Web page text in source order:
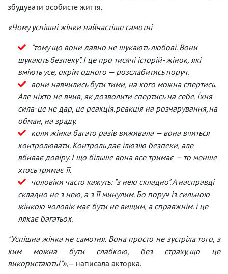
збудувати особисте життя.
«Чому успішні жінки найчастіше самотні
"тому що вони давно не шукають любові. Вони
шукають безпеку". І це про тисячі історій- жінок, які
вміють усе, окрім одного — розслабитись поруч.
вони навчились бути тими, на кого можна спертись.
Але ніхто не вчив, як дозволити спертись на себе. Їхня
сила-це не дар, це реакція.реакція на розчарування,на
обман, на зраду.
коли жінка багато разів виживала — вона вчиться
контролювати. Контроль дає ілюзію безпеки, але
вбиває довіру. І що більше вона все тримає — то менше
хтось тримає її.
чоловіки часто кажуть: "з нею складно". А насправді
складно не з нею, а з її минулим. Бо поруч із сильною
жінкою чоловік має бути не вищим, а справжнім. і це
лякає багатьох.
"Успішна жінка не самотня. Вона просто не зустріла того, з
ким можна бути слабкою, без страху,що це
використають!"»,— написала акторка.